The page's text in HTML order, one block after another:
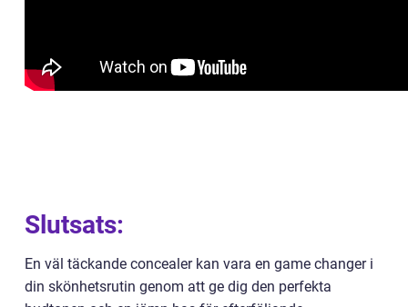
Slutsats:
En väl täckande concealer kan vara en game changer i
din skönhetsrutin genom att ge dig den perfekta